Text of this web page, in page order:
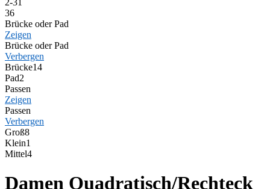
2-31
36
Brücke oder Pad
Zeigen
Brücke oder Pad
Verbergen
Brücke14
Pad2
Passen
Zeigen
Passen
Verbergen
Groß8
Klein1
Mittel4
Damen Quadratisch/Rechteck